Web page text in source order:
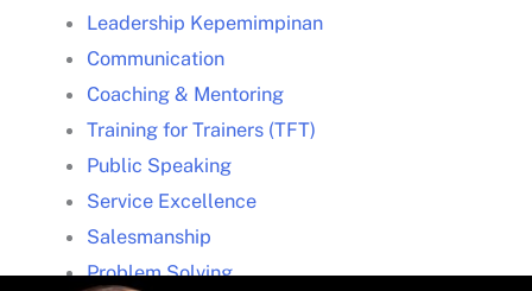
Leadership Kepemimpinan
Communication
Coaching & Mentoring
Training for Trainers (TFT)
Public Speaking
Service Excellence
Salesmanship
Problem Solving